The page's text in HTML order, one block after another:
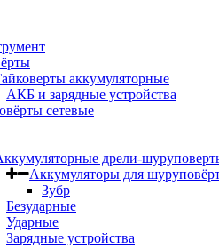
аккумуляторные
АКБ и зарядные устройства
сетевые
дрели-
Аккумуляторы для
Зубр
Безударные
Ударные
Зарядные устройства